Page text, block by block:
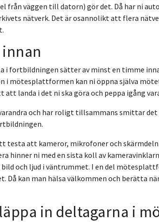
från väggen till datorn) gör det. Då har ni
nätverk. Det är osannolikt att flera
i fortbildningen sätter av minst en timme
i mötesplattformen kan ni öppna själva
landa i det ni ska göra och peppa igång
och har roligt tillsammans smittar det
testa att kameror, mikrofoner och
hinner ni med en sista koll av
och ljud i väntrummet. I en del
Då kan man hälsa välkommen och berätta
in deltagarna i